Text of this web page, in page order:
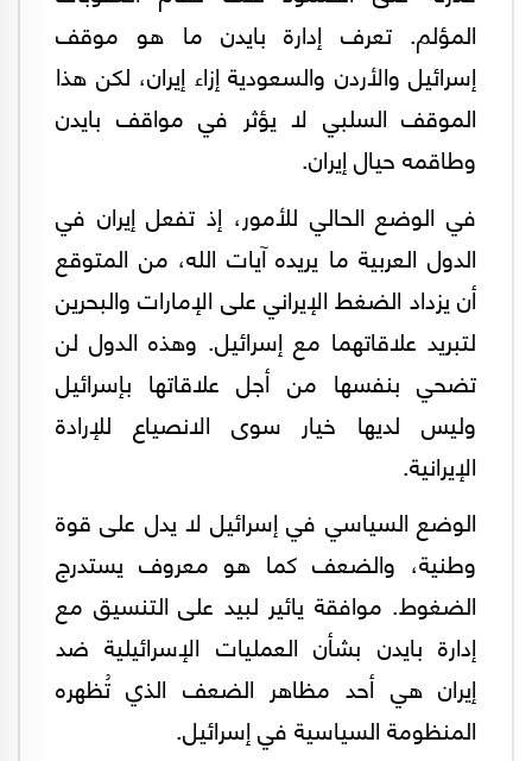
المؤلم. تعرف إدارة بايدن ما هو موقف
إسرائيل والأردن والسعودية إزاء إيران، لكن هذا
الموقف السلبي لا يؤثر في مواقف بايدن
وطاقمه حيال إيران.
في الوضع الحالي للأمور، إذ تفعل إيران في
الدول العربية ما يريده آيات الله، من المتوقع
أن يزداد الضغط الإيراني على الإمارات والبحرين
لتبريد علاقاتهما مع إسرائيل. وهذه الدول لن
تضحي بنفسها من أجل علاقاتها بإسرائيل
وليس لديها خيار سوى الانصياع للإرادة
الإيرانية.
الوضع السياسي في إسرائيل لا يدل على قوة
وطنية، والضعف كما هو معروف يستدرج
الضغوط. موافقة يائير لبيد على التنسيق مع
إدارة بايدن بشأن العمليات الإسرائيلية ضد
إيران هي أحد مظاهر الضعف الذي تُظهره
المنظومة السياسية في إسرائيل.